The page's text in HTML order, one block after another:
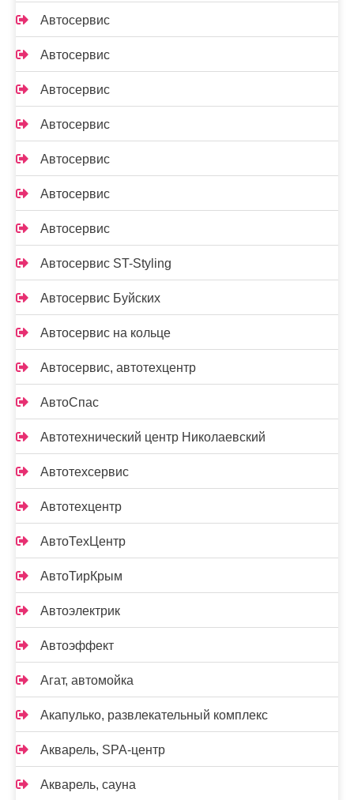
Автосервис
Автосервис
Автосервис
Автосервис
Автосервис
Автосервис
Автосервис
Автосервис ST-Styling
Автосервис Буйских
Автосервис на кольце
Автосервис, автотехцентр
АвтоСпас
Автотехнический центр Николаевский
Автотехсервис
Автотехцентр
АвтоТехЦентр
АвтоТирКрым
Автоэлектрик
Автоэффект
Агат, автомойка
Акапулько, развлекательный комплекс
Акварель, SPA-центр
Акварель, сауна